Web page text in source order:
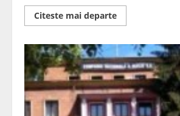
Citeste mai departeRead
more
anului
la
Universitatea
Petroşani